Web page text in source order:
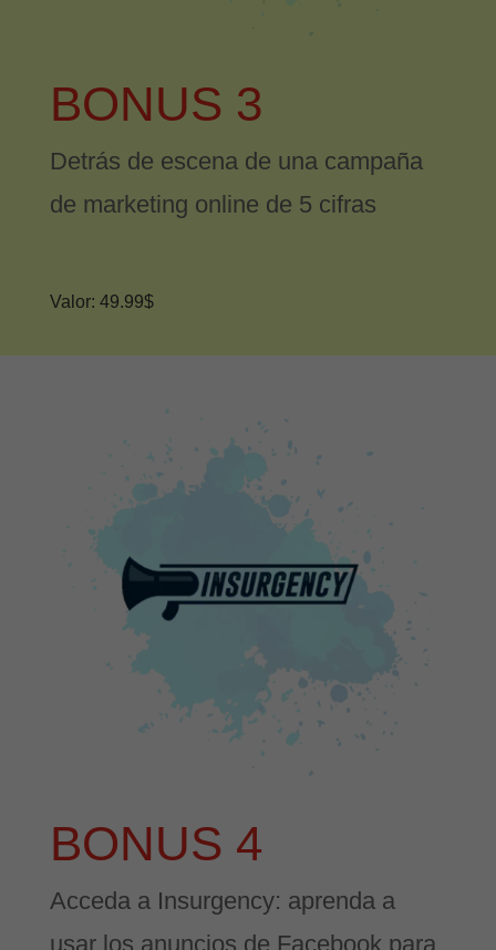
BONUS 3
Detrás de escena de una campaña
de marketing online de 5 cifras
Valor: 49.99$
BONUS 4
Acceda a Insurgency: aprenda a
usar los anuncios de Facebook para